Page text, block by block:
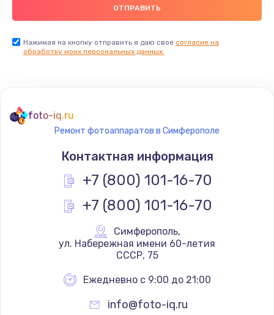
Нажимая на кнопку отправить я даю свое согласие на
обработку моих персональных данных.
foto-iq.ru
Ремонт фотоаппаратов в Симферополе
Контактная информация
+7 (800) 101-16-70
+7 (800) 101-16-70
Симферополь,
СССР, 75
Ежедневно с 9:00 до 21:00
info@foto-iq.ru